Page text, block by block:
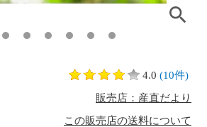
4.0 (10件)
販売店：産直だより
この販売店の送料について